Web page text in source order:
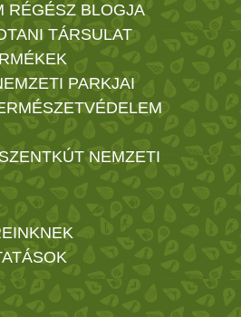
RÉGÉSZ BLOGJA
TÁRSULAT
PARKJAI
NEMZETI